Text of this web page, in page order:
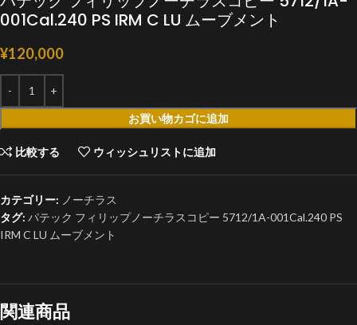
001Cal.240 PS IRM C LU ムーブメント
¥120,000
お買い物カゴに追加
比較する ウィッシュリストに追加
カテゴリー: ノーチラス
タグ: パテック フィリップノーチラスコピー 5712/1A-001Cal.240 PS
IRM C LU ムーブメント
関連商品